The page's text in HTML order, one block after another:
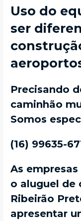
Uso do
ser
Precisando
caminhão
Somos
(16) 99635-
As
o aluguel de
Ribeirão
apresentar